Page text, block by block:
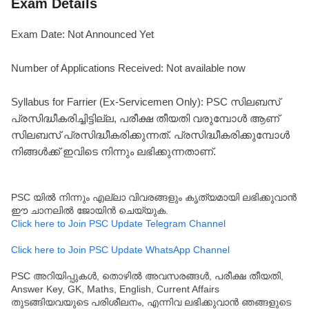
Exam Details
Exam Date: Not Announced Yet
Number of Applications Received: Not available now
Syllabus for Farrier (Ex-Servicemen Only): PSC സിലബസ്
പ്രസിദ്ധീകരിച്ചിട്ടില്ല, പരീക്ഷ തീയതി വരുമ്പോൾ ആണ്
സിലബസ് പ്രസിദ്ധീകരിക്കുന്നത്. പ്രസിദ്ധീകരിക്കുമ്പോൾ
നിങ്ങൾക്ക് ഇവിടെ നിന്നും ലഭിക്കുന്നതാണ്.
PSC യിൽ നിന്നും എല്ലാ വിവരങ്ങളും കൃത്യമായി ലഭിക്കുവാൻ
ഈ ചാനലിൽ ജോയിൻ ചെയ്യുക.
Click here to Join PSC Update Telegram Channel
Click here to Join PSC Update WhatsApp Channel
PSC അറിയിപ്പുകൾ, തൊഴിൽ അവസരങ്ങൾ, പരീക്ഷ തീയതി,
Answer Key, GK, Maths, English, Current Affairs
തുടങ്ങിയവയുടെ പരിശീലനം, എന്നിവ ലഭിക്കുവാൻ ഞങ്ങളുടെ